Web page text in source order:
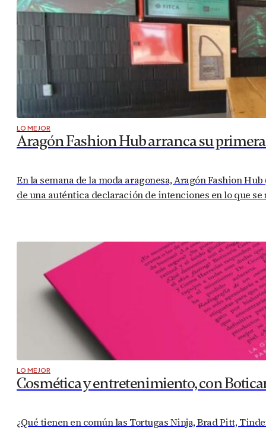
LO MEJOR
Aragón Fashion Hub arranca su
En la semana de la moda aragonesa, Aragón Fashion
de una auténtica declaración de intenciones en lo que
LO MEJOR
Cosmética y entretenimiento, con
¿Qué tienen en común las Tortugas Ninja, Brad Pitt,